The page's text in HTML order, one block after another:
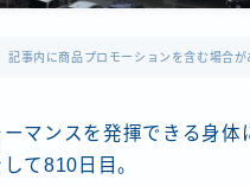
記事内に商品プロモーションを含む場合が
マンスを発揮できる身体
て810日目。